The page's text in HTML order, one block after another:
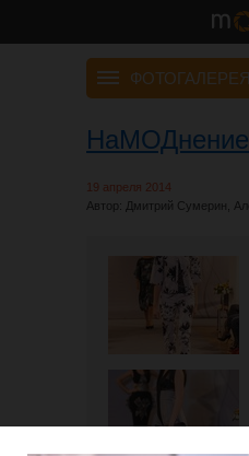
ФОТОГАЛЕРЕЯ
19 апреля 2014
Автор: Дмитрий Сумерин,